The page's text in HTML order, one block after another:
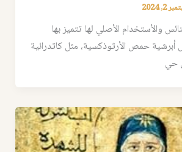
2, 2024
والأستخدام الأصلي لها تتميز بها
حمص الأرثوذكسية، مثل كاتدرائية
حي